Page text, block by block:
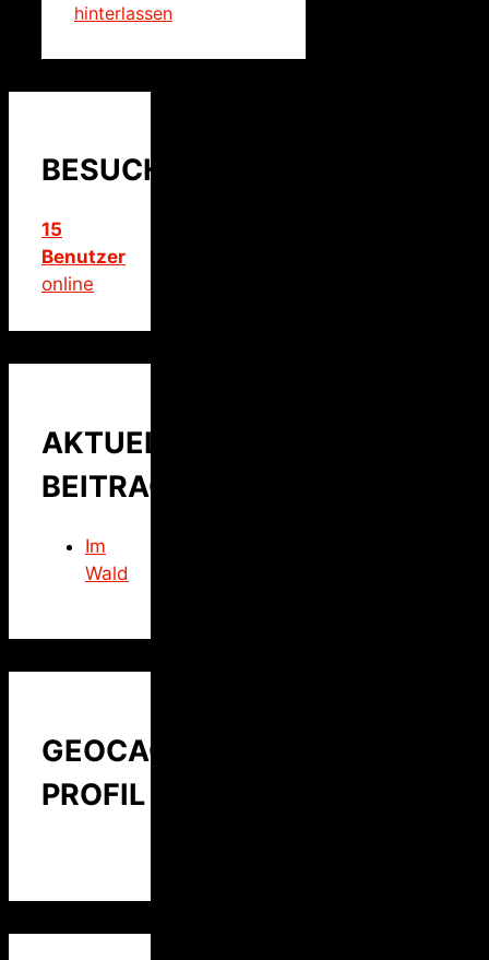
hinterlassen
BESUCHER
15
Benutzer
online
AKTUELLER
BEITRAG
Im
Wald
GEOCACHING
PROFIL